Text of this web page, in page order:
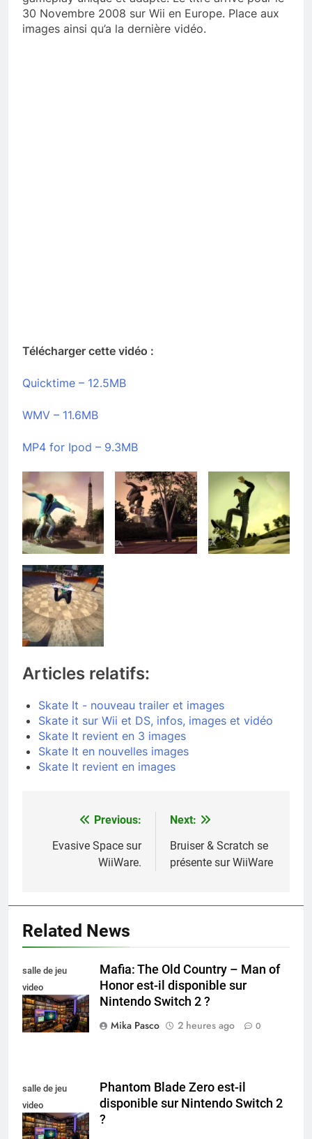
30 Novembre 2008 sur Wii en Europe. Place aux
images ainsi qu’a la dernière vidéo.
Télécharger cette vidéo :
Quicktime – 12.5MB
WMV – 11.6MB
MP4 for Ipod – 9.3MB
Articles relatifs:
Skate It - nouveau trailer et images
Skate it sur Wii et DS, infos, images et vidéo
Skate It revient en 3 images
Skate It en nouvelles images
Skate It revient en images
Navigation
de
Previous:
Evasive Space sur
WiiWare.
Next:
Bruiser & Scratch se
présente sur WiiWare
Related News
salle de jeu
video
collectionneur
Mafia: The Old Country – Man of
Honor est-il disponible sur
Nintendo Switch 2 ?
Mika Pasco
2 heures ago 0
salle de jeu
video
collectionneur
Phantom Blade Zero est-il
disponible sur Nintendo Switch 2
?